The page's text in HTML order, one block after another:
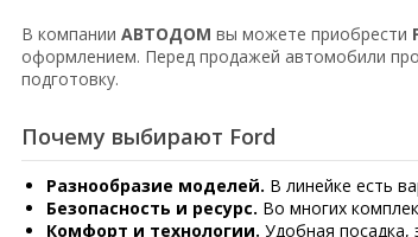
В компании АВТОДОМ вы можете приобрести
оформлением. Перед продажей автомобили
подготовку.
Почему выбирают Ford
Разнообразие моделей. В линейке есть
Безопасность и ресурс. Во многих
Комфорт и технологии. Удобная посадка,